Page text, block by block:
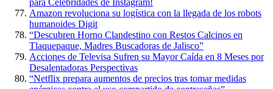
para Celebridades de Instagram!
Amazon revoluciona su logística con la llegada de los robots
humanoides Digit
“Descubren Horno Clandestino con Restos Calcinos en
Tlaquepaque, Madres Buscadoras de Jalisco”
Acciones de Televisa Sufren su Mayor Caída en 8 Meses por
Desalentadoras Perspectivas
“Netflix prepara aumentos de precios tras tomar medidas